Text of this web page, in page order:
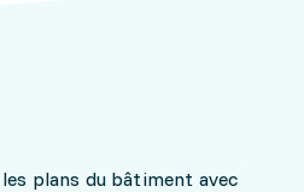
plans du bâtiment avec